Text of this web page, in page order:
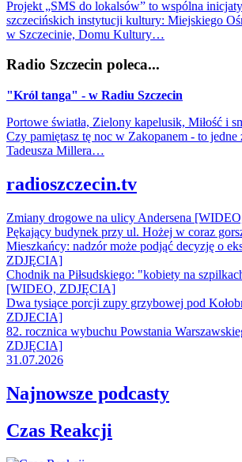
Projekt „SMS do lokalsów” to wspólna
szczecińskich instytucji kultury: Miejskiego
w Szczecinie, Domu Kultury…
Radio Szczecin poleca...
"Król tanga" - w Radiu Szczecin
Portowe światła, Zielony kapelusik, Miłość i
Czy pamiętasz tę noc w Zakopanem - to
Tadeusza Millera…
radioszczecin.tv
Zmiany drogowe na ulicy Andersena
Pękający budynek przy ul. Hożej w coraz
Mieszkańcy: nadzór może podjąć decyzję o
ZDJĘCIA]
Chodnik na Piłsudskiego: "kobiety na
[WIDEO, ZDJĘCIA]
Dwa tysiące porcji zupy grzybowej pod
ZDJECIA]
82. rocznica wybuchu Powstania
ZDJĘCIA]
31.07.2026
Najnowsze podcasty
Czas Reakcji